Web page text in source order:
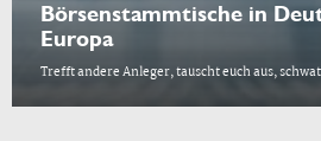
Börsenstammtische in
Europa
Trefft andere Anleger, tauscht euch aus,